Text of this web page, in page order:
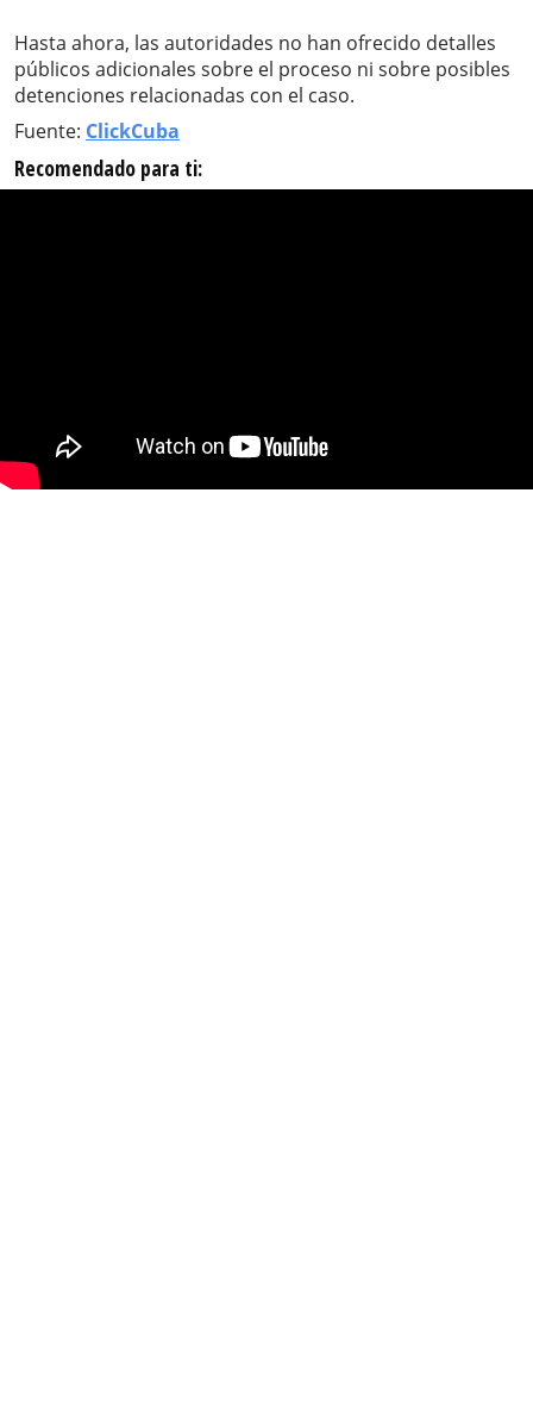
Hasta ahora, las autoridades no han ofrecido detalles
públicos adicionales sobre el proceso ni sobre posibles
detenciones relacionadas con el caso.
Fuente: ClickCuba
Recomendado para ti: